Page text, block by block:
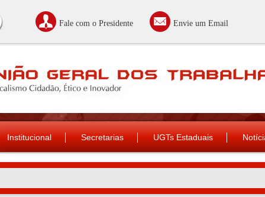
Fale com o Presidente Envie um Email
Institucional Secretarias UGTs Estaduais